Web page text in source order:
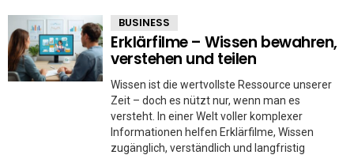
BUSINESS
Erklärfilme – Wissen bewahren,
verstehen und teilen
Wissen ist die wertvollste Ressource unserer
Zeit – doch es nützt nur, wenn man es
versteht. In einer Welt voller komplexer
Informationen helfen Erklärfilme, Wissen
zugänglich, verständlich und langfristig